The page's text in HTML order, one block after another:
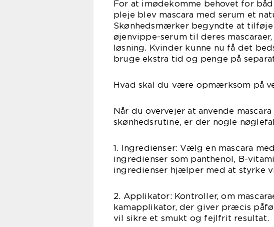
For at imødekomme behovet for
pleje blev mascara med serum et
Skønhedsmærker begyndte at
øjenvippe-serum til deres
løsning. Kvinder kunne nu få det
bruge ekstra tid og penge på
Hvad skal du være opmærksom på
Når du overvejer at anvende
skønhedsrutine, er der nogle
1. Ingredienser: Vælg en mascara
ingredienser som panthenol, B-
ingredienser hjælper med at styrke
2. Applikator: Kontroller, om
kamapplikator, der giver præcis
vil sikre et smukt og fejlfrit resultat.